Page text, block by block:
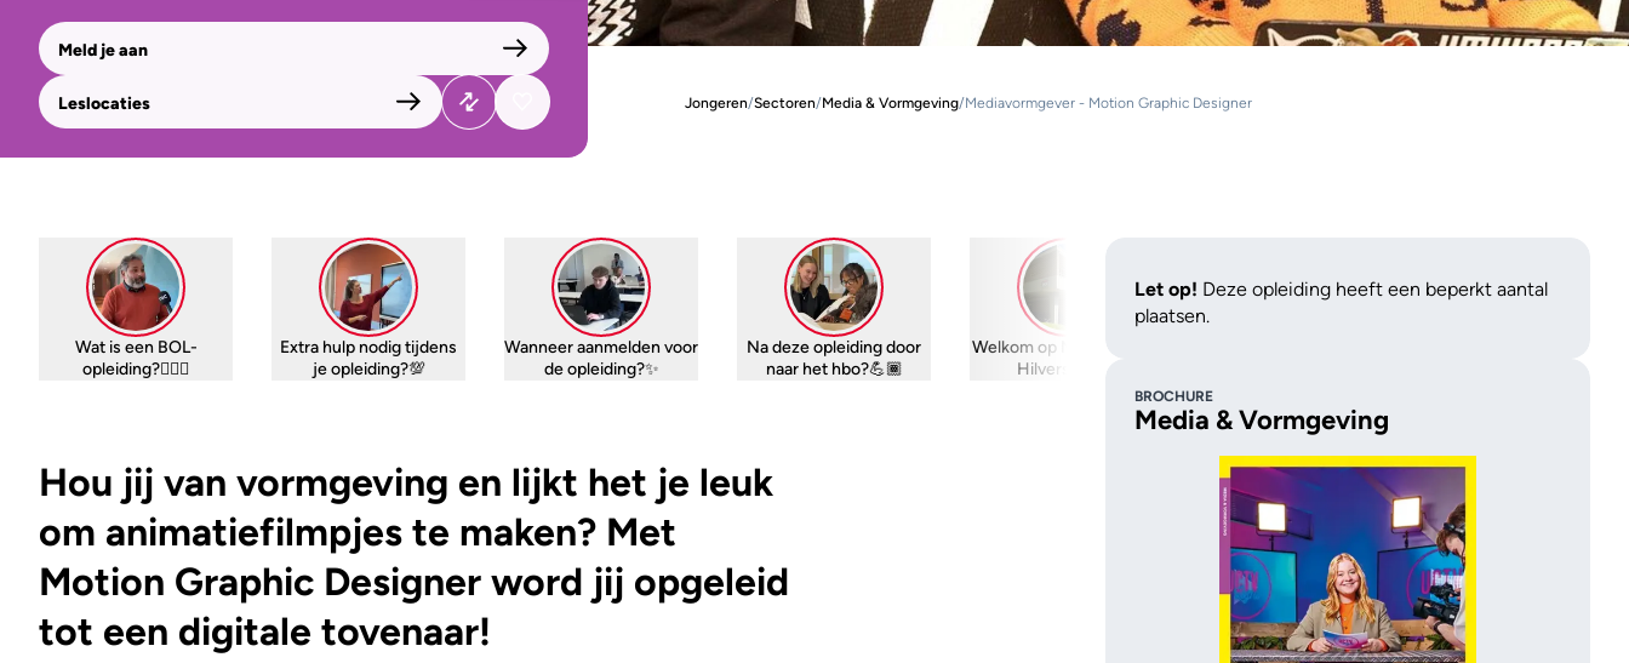
Meld je aan
Leslocaties Jongeren/Sectoren/Media & Vormgeving/Mediavormgever - Motion Graphic Designer
Let op! Deze opleiding heeft een beperkt aantal
plaatsen.
Wat is een BOL-
opleiding?🤷🏼‍♀️
Extra hulp nodig tijdens
je opleiding?💯
Wanneer aanmelden voor
de opleiding?✨
Na deze opleiding door
naar het hbo?💪🏾
Welkom op MBO College
Hilversum 👆🏽
Hou jij van vormgeving en lijkt het je leuk
om animatiefilmpjes te maken? Met
Motion Graphic Designer word jij opgeleid
tot een digitale tovenaar!
BROCHURE
Media & Vormgeving